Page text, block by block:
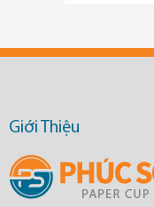
Giới Thiệu